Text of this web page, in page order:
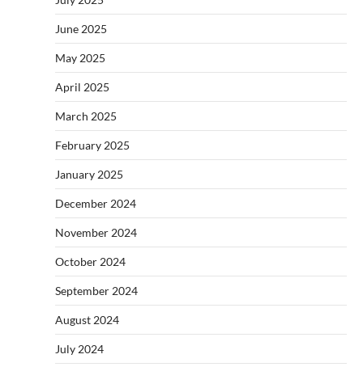
June 2025
May 2025
April 2025
March 2025
February 2025
January 2025
December 2024
November 2024
October 2024
September 2024
August 2024
July 2024